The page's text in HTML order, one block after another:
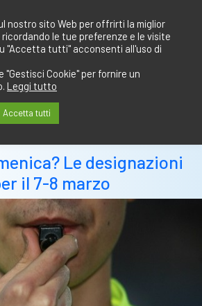
Le designazioni
il 7-8 marzo
nostro sito Web per offrirti la miglior
le tue preferenze e le visite
"Accetta tutti" acconsenti all'uso di
Cookie" per fornire un
Leggi tutto
Accetta tutti